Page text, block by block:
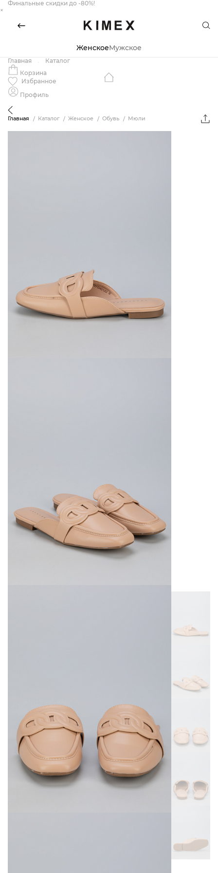
Финальные скидки до -80%!
×
ЖенскоеМужское
Главная
Каталог
Корзина
Избранное
Профиль
Главная Каталог Женское Обувь Мюли